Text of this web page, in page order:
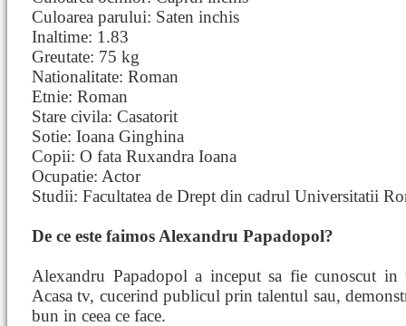
Culoarea parului: Saten inchis
Inaltime: 1.83
Greutate: 75 kg
Nationalitate: Roman
Etnie: Roman
Stare civila: Casatorit
Sotie: Ioana Ginghina
Copii: O fata Ruxandra Ioana
Ocupatie: Actor
Studii: Facultatea de Drept din cadrul Universitatii
De ce este faimos Alexandru Papadopol?
Alexandru Papadopol a inceput sa fie cunoscut in
Acasa tv, cucerind publicul prin talentul sau,
bun in ceea ce face.